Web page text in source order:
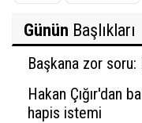
Günün Başlıkları
Başkana zor soru:
Hakan Çığır'dan
hapis istemi